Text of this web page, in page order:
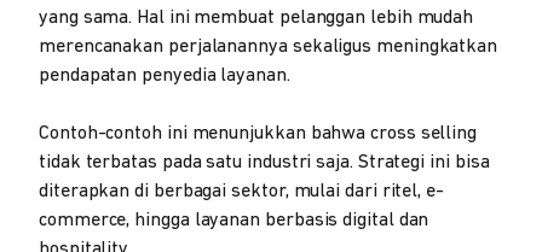
yang sama. Hal ini membuat pelanggan lebih mudah
merencanakan perjalanannya sekaligus meningkatkan
pendapatan penyedia layanan.
Contoh-contoh ini menunjukkan bahwa cross selling
tidak terbatas pada satu industri saja. Strategi ini bisa
diterapkan di berbagai sektor, mulai dari ritel, e-
commerce, hingga layanan berbasis digital dan